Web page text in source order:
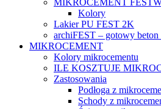
MIKROCEMENT
Kolory
Lakier PU FEST 2K
archiFEST – gotowy
MIKROCEMENT
Kolory mikrocementu
ILE KOSZTUJE
Zastosowania
Podłoga z
Schody z